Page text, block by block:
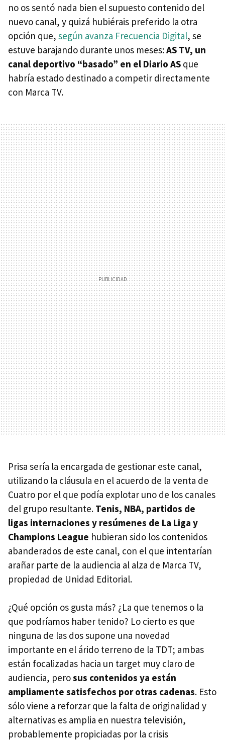
no os sentó nada bien el supuesto contenido del
nuevo canal, y quizá hubiérais preferido la otra
opción que, según avanza Frecuencia Digital, se
estuve barajando durante unos meses:AS TV, un
canal deportivo “basado” en el Diario AS que
habría estado destinado a competir directamente
con Marca TV.
Prisa sería la encargada de gestionar este canal,
utilizando la cláusula en el acuerdo de la venta de
Cuatro por el que podía explotar uno de los canales
del grupo resultante. Tenis, NBA, partidos de
ligas internaciones y resúmenes de La Liga y
Champions League hubieran sido los contenidos
abanderados de este canal, con el que intentarían
arañar parte de la audiencia al alza de Marca TV,
propiedad de Unidad Editorial.
¿Qué opción os gusta más? ¿La que tenemos o la
que podríamos haber tenido? Lo cierto es que
ninguna de las dos supone una novedad
importante en el árido terreno de la TDT; ambas
están focalizadas hacia un target muy claro de
audiencia, perosus contenidos ya están
ampliamente satisfechos por otras cadenas. Esto
sólo viene a reforzar que la falta de originalidad y
alternativas es amplia en nuestra televisión,
probablemente propiciadas por la crisis